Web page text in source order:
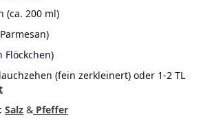
(ca. 200 ml)
Flöckchen)
(fein zerkleinert) oder 1-2 TL
Salz & Pfeffer